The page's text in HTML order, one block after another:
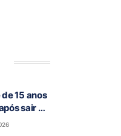
15 anos
sair de
em